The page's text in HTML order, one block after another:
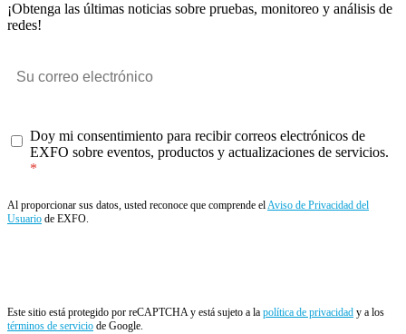
¡Obtenga las últimas noticias sobre pruebas, monitoreo y análisis de
redes!
Doy mi consentimiento para recibir correos electrónicos de
EXFO sobre eventos, productos y actualizaciones de servicios.
Al proporcionar sus datos, usted reconoce que comprende elAviso de Privacidad del
Usuario de EXFO.
Este sitio está protegido por reCAPTCHA y está sujeto a la política de privacidad y a los
términos de servicio de Google.